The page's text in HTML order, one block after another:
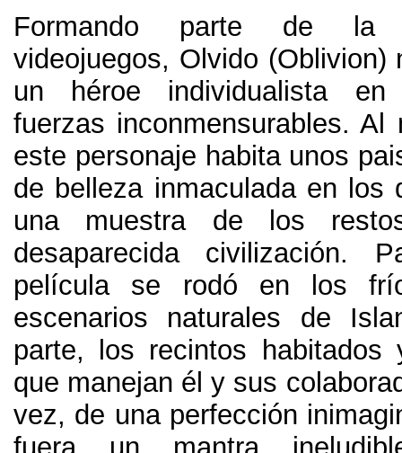
Formando parte de la
videojuegos, Olvido (Oblivion)
un héroe individualista
fuerzas inconmensurables.Al
este personaje habita unos
de belleza inmaculada en los
una muestra de los
desaparecida civilización.
película se rodó en los
escenarios naturales de
parte,
los recintos habitados
que manejan él y sus
vez, de una perfección